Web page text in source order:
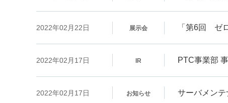
2022年02月22日 展示会 「第6回 ゼ
2022年02月17日 IR PTC事業部
2022年02月17日 お知らせ サーバメン